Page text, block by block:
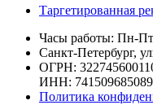
Таргетированная
Часы работы: Пн-
Санкт-Петербург,
ОГРН:
ИНН: 741509685089
Политика